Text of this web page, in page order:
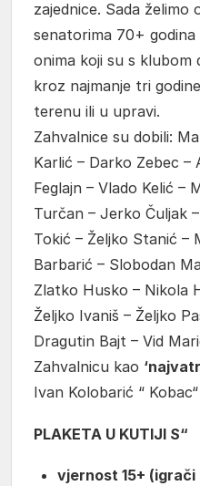
zajednice. Sada želimo
senatorima 70+ godina
onima koji su s klubom
kroz najmanje tri
terenu ili u upravi.
Zahvalnice su dobili:
Karlić – Darko Zebec –
Feglajn – Vlado Kelić –
Turčan – Jerko Čuljak
Tokić – Željko Stanić –
Barbarić – Slobodan
Zlatko Husko – Nikola
Željko Ivaniš – Željko
Dragutin Bajt – Vid
Zahvalnicu kao
Ivan Kolobarić “ Kobac“
PLAKETA U KUTIJI S“
vjernost 15+ (igrači